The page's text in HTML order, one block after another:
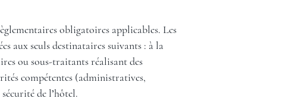
obligatoires applicables. Les
aux seuls destinataires suivants : à la
ou sous-traitants réalisant des
compétentes (administratives,
de l’hôtel.